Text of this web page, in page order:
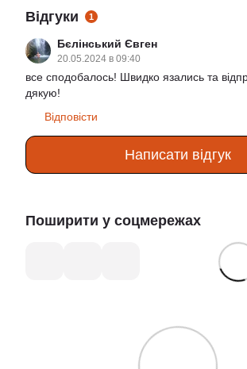
Відгуки 1
Бєлінський Євген
20.05.2024 в 09:40
все сподобалось! Швидко язались та
дякую!
Відповісти
Написати відгук
Поширити у соцмережах